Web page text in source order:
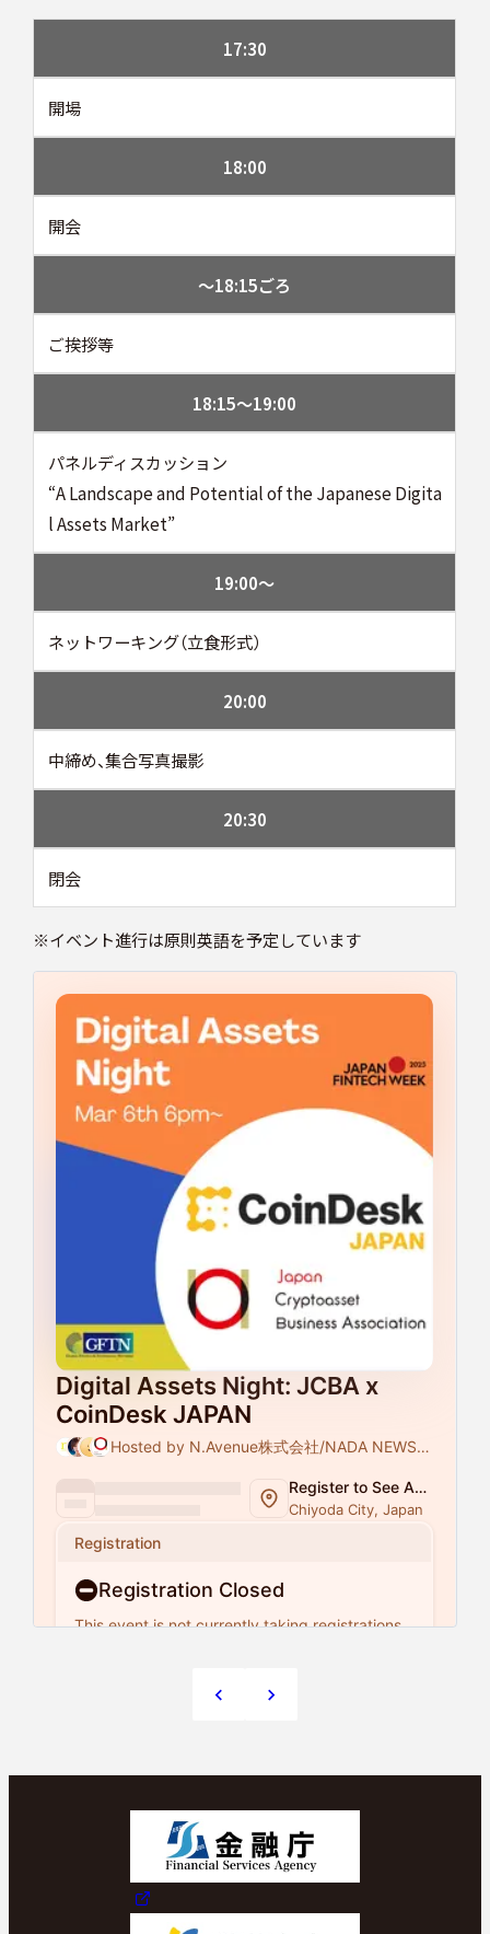
17:30
開場
18:00
開会
〜18:15ごろ
ご挨拶等
18:15〜19:00
パネルディスカッション
“A Landscape and Potential of the Japanese Digita
l Assets Market”
19:00〜
ネットワーキング（立食形式）
20:00
中締め、集合写真撮影
20:30
閉会
※イベント進行は原則英語を予定しています